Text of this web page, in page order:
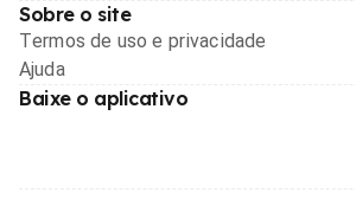
Sobre o site
Termos de uso e privacidade
Ajuda
Baixe o aplicativo